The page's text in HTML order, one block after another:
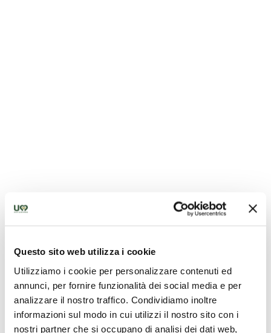
Questo sito web utilizza i cookie
Utilizziamo i cookie per personalizzare contenuti ed
annunci, per fornire funzionalità dei social media e per
analizzare il nostro traffico. Condividiamo inoltre
informazioni sul modo in cui utilizzi il nostro sito con i
nostri partner che si occupano di analisi dei dati web,